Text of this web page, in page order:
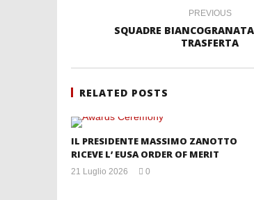
PREVIOUS
SQUADRE
TRASFERTA
RELATED POSTS
IL PRESIDENTE MASSIMO ZANOTTO
RICEVE L’ EUSA ORDER OF MERIT
21 Luglio 2026
0